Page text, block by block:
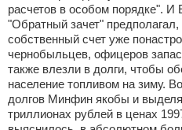
расчетов в особом порядке". И
"Обратный зачет" предполагал,
собственный счет уже
чернобыльцев, офицеров
также влезли в долги, чтобы
население топливом на зиму.
долгов Минфин якобы и
триллионах рублей в ценах